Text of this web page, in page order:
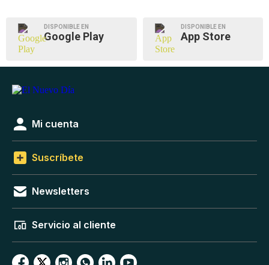
DISPONIBLE EN
Google Play
DISPONIBLE EN
App Store
Mi cuenta
Suscríbete
Newsletters
Servicio al cliente